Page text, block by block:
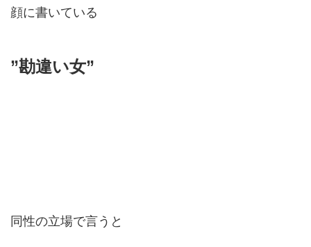
顔に書いている
”勘違い女”
同性の立場で言うと